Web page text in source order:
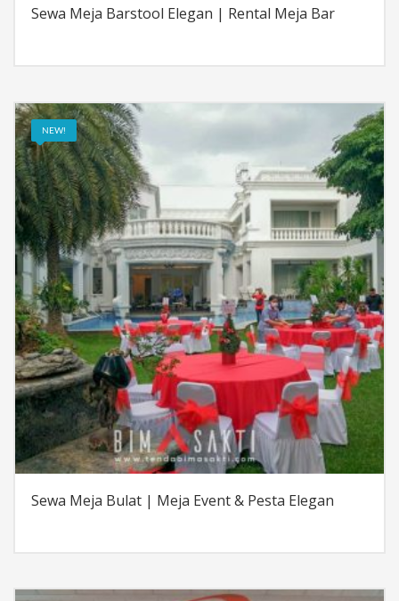
Sewa Meja Barstool Elegan | Rental Meja Bar
NEW!
Sewa Meja Bulat | Meja Event & Pesta Elegan